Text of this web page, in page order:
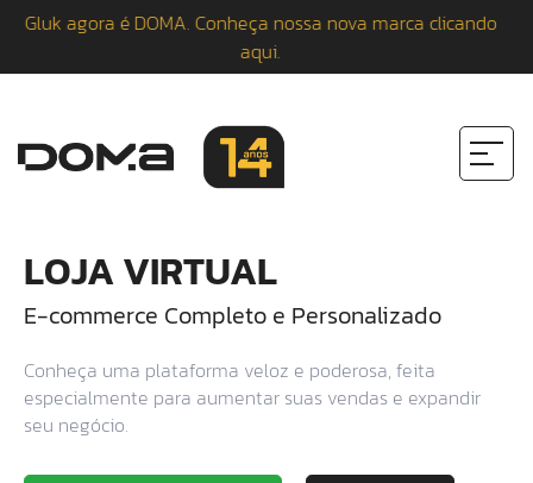
é DOMA. Conheça nossa nova marca clicando
LOJA VIRTUAL
E-commerce Completo e Personalizado
Conheça uma plataforma veloz e poderosa, feita
especialmente para aumentar suas vendas e expandir
seu negócio.